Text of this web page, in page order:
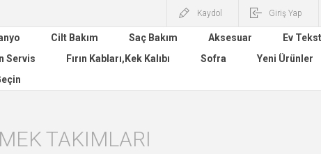
Kaydol Giriş Yap
Cilt Bakım Saç Bakım Aksesuar Ev
Servis
Fırın Kabları,Kek Kalıbı Sofra Yeni Ürünler
TAKIMLARI